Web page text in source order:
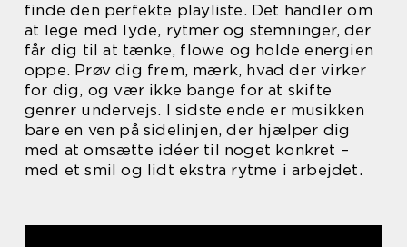
finde den perfekte playliste. Det handler om
at lege med lyde, rytmer og stemninger, der
får dig til at tænke, flowe og holde energien
oppe. Prøv dig frem, mærk, hvad der virker
for dig, og vær ikke bange for at skifte
genrer undervejs. I sidste ende er musikken
bare en ven på sidelinjen, der hjælper dig
med at omsætte idéer til noget konkret –
med et smil og lidt ekstra rytme i arbejdet.